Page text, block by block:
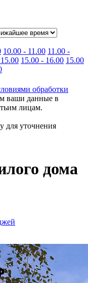
10.00 - 11.00 11.00 -
15.00 - 16.00 15.00
обработки
ваши данные в
лицам.
для уточнения
дома